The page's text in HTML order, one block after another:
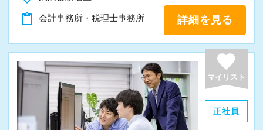
content_paste 会計事務所・税理士事務所 詳細を見る
favorite
マイリスト
正社員